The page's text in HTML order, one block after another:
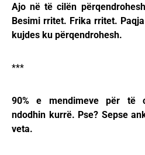
Ajo në të cilën
Besimi rritet. Frika rritet.
kujdes ku përqendrohesh.
***
90% e mendimeve për të
ndodhin kurrë. Pse? Sepse
veta.